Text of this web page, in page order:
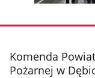
zdjęcie
galerii.
stopka
Komenda
Pożarnej w